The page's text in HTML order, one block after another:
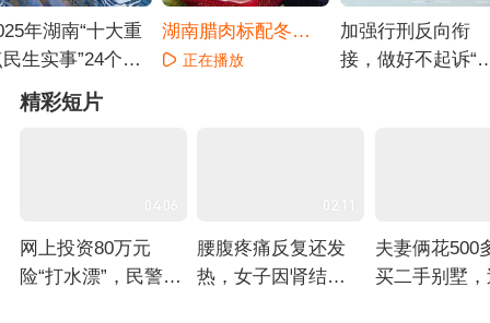
年湖南“十大重
生实事”24个项
部完成
正在播放
湖南腊肉标配冬笋
价格便宜了
正在播放
加强行刑反向衔
接，做好不起诉“
精彩短片
04:06
网上投资80万元
险“打水漂”，民警介
02:11
腰腹疼痛反复还发
热，女子因肾结石
夫妻俩花500
买二手别墅